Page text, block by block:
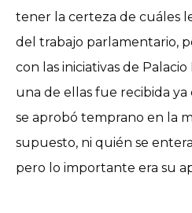
tener la certeza de cuáles
del trabajo parlamentario,
con las iniciativas de
una de ellas fue recibida
se aprobó temprano en la
supuesto, ni quién se
pero lo importante era su